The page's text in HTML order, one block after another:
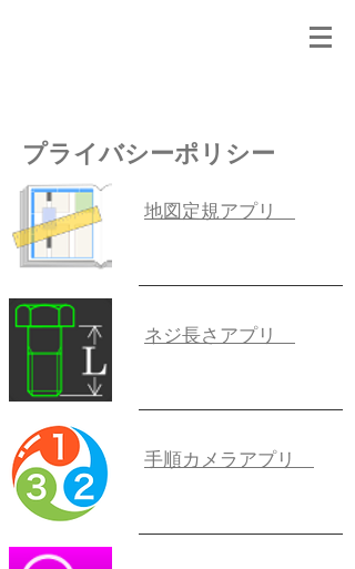
プライバシーポリシー
地図定規アプリ
ネジ長さアプリ
手順カメラアプリ